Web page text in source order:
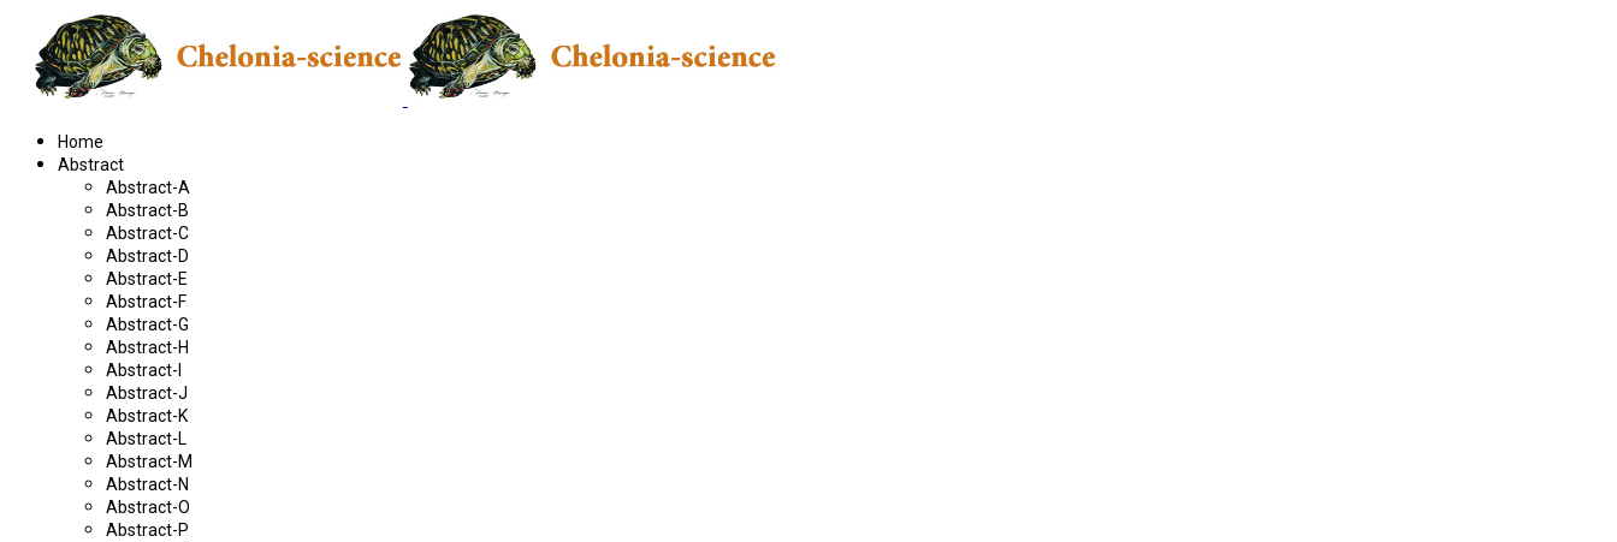
Home
Abstract
Abstract-A
Abstract-B
Abstract-C
Abstract-D
Abstract-E
Abstract-F
Abstract-G
Abstract-H
Abstract-I
Abstract-J
Abstract-K
Abstract-L
Abstract-M
Abstract-N
Abstract-O
Abstract-P